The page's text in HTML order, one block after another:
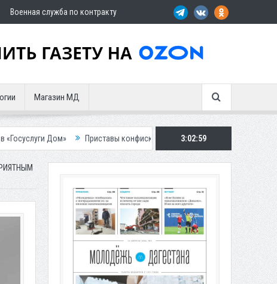
Военная служба по контракту
Магазин МД
Приставы конфисковали двух бурых медведей у жителя Дагестана
3:03:00